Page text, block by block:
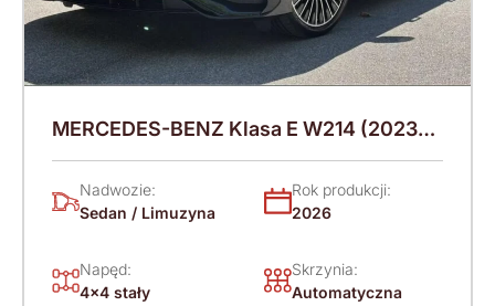
MERCEDES-BENZ Klasa E W214 (2023-)
220 KM (2026)
Nadwozie:
Sedan / Limuzyna
Rok produkcji:
2026
Napęd:
4x4 stały
Skrzynia:
Automatyczna